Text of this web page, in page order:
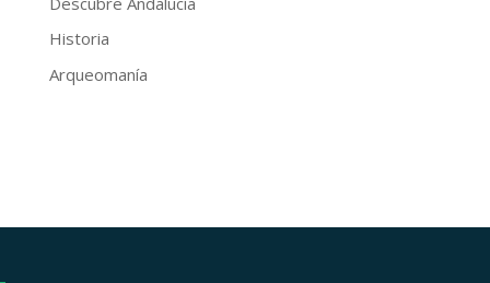
Historia
Arqueomanía